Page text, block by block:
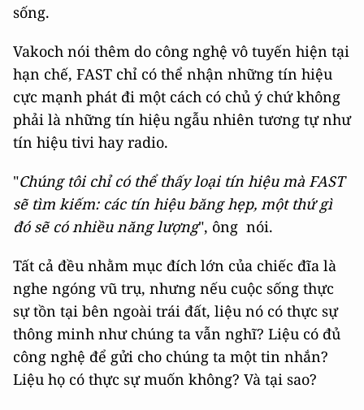
sống.
Vakoch nói thêm do công nghệ vô tuyến hiện tại
hạn chế, FAST chỉ có thể nhận những tín hiệu
cực mạnh phát đi một cách có chủ ý chứ không
phải là những tín hiệu ngẫu nhiên tương tự như
tín hiệu tivi hay radio.
"Chúng tôi chỉ có thể thấy loại tín hiệu mà FAST
sẽ tìm kiếm: các tín hiệu băng hẹp, một thứ gì
đó sẽ có nhiều năng lượng", ông nói.
Tất cả đều nhằm mục đích lớn của chiếc đĩa là
nghe ngóng vũ trụ, nhưng nếu cuộc sống thực
sự tồn tại bên ngoài trái đất, liệu nó có thực sự
thông minh như chúng ta vẫn nghĩ? Liệu có đủ
công nghệ để gửi cho chúng ta một tin nhắn?
Liệu họ có thực sự muốn không? Và tại sao?